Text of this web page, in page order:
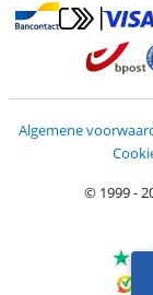
Betalen metBetalen met
Algemene
© 1999 -